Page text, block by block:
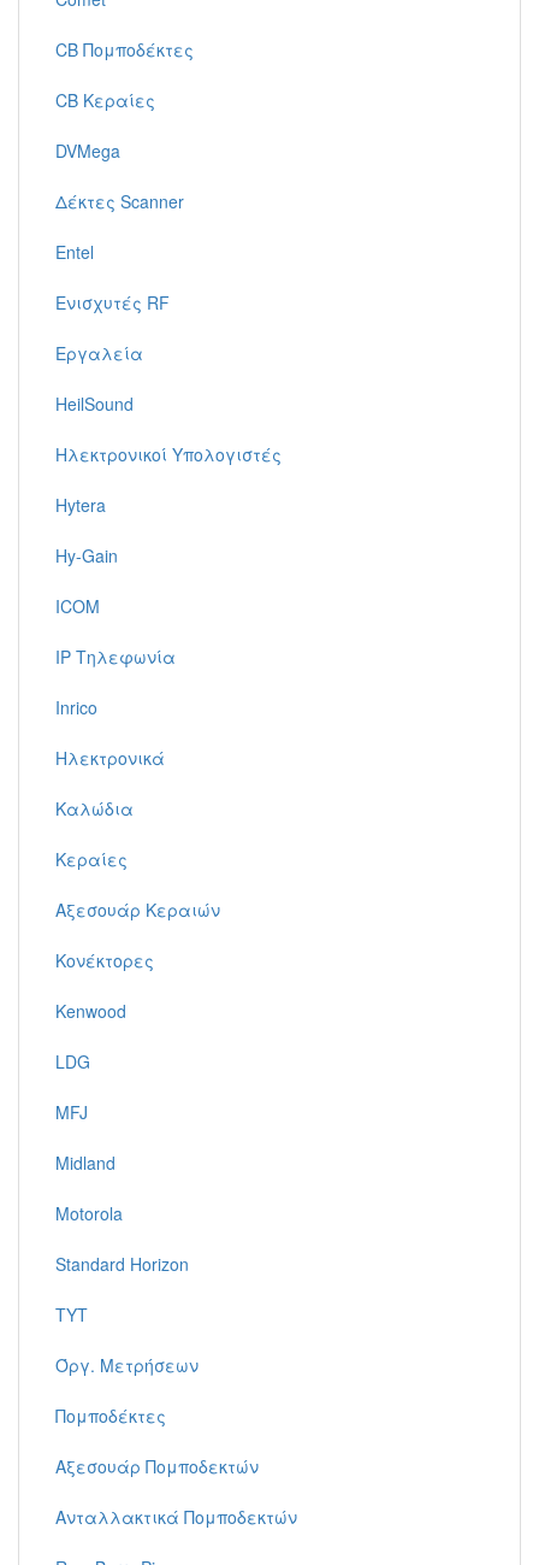
CB Πομποδέκτες
CB Κεραίες
DVMega
Δέκτες Scanner
Entel
Ενισχυτές RF
Εργαλεία
HeilSound
Ηλεκτρονικοί Υπολογιστές
Hytera
Hy-Gain
ICOM
IP Τηλεφωνία
Inrico
Ηλεκτρονικά
Καλώδια
Κεραίες
Αξεσουάρ Κεραιών
Κονέκτορες
Kenwood
LDG
MFJ
Midland
Motorola
Standard Horizon
TYT
Όργ. Μετρήσεων
Πομποδέκτες
Αξεσουάρ Πομποδεκτών
Ανταλλακτικά Πομποδεκτών